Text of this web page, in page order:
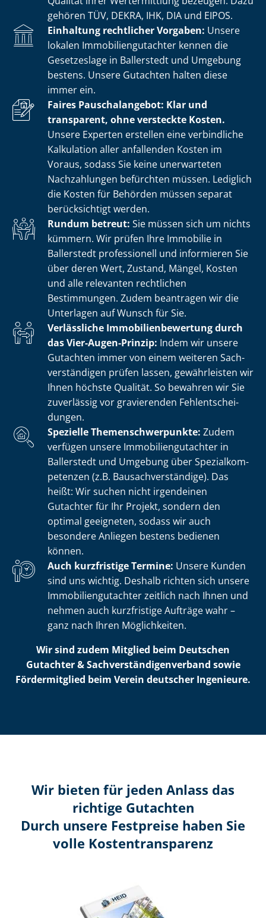
gehören TÜV, DEKRA, IHK, DIA und EIPOS.
Einhaltung rechtlicher Vorgaben: Unsere
lokalen Im­mo­bi­li­en­gut­ach­ter kennen die
Gesetzeslage in Ballerstedt und Umgebung
bestens. Unsere Gutachten halten diese
immer ein.
Faires Pauschalangebot: Klar und
transparent, ohne versteckte Kosten.
Unsere Experten erstellen eine verbindliche
Kalkulation aller anfallenden Kosten im
Voraus, sodass Sie keine unerwarteten
Nachzahlungen befürchten müssen. Lediglich
die Kosten für Behörden müssen separat
berücksichtigt werden.
Rundum betreut: Sie müssen sich um nichts
kümmern. Wir prüfen Ihre Immobilie in
Ballerstedt professionell und informieren Sie
über deren Wert, Zustand, Mängel, Kosten
und alle relevanten rechtlichen
Bestimmungen. Zudem beantragen wir die
Unterlagen auf Wunsch für Sie.
Verlässliche Im­mo­bi­li­en­be­wer­tung durch
das Vier-Augen-Prinzip: Indem wir unsere
Gutachten immer von einem weiteren Sach­
ver­stän­di­gen prüfen lassen, gewährleisten wir
Ihnen höchste Qualität. So bewahren wir Sie
zuverlässig vor gravierenden Fehl­ent­schei­
dun­gen.
Spezielle The­men­schwer­punk­te: Zudem
verfügen unsere Im­mo­bi­li­en­gut­ach­ter in
Ballerstedt und Umgebung über Spe­zi­al­kom­
pe­ten­zen (z.B. Bau­sach­ver­stän­di­ge). Das
heißt: Wir suchen nicht irgendeinen
Gutachter für Ihr Projekt, sondern den
optimal geeigneten, sodass wir auch
besondere Anliegen bestens bedienen
können.
Auch kurzfristige Termine: Unsere Kunden
sind uns wichtig. Deshalb richten sich unsere
Im­mo­bi­li­en­gut­ach­ter zeitlich nach Ihnen und
nehmen auch kurzfristige Aufträge wahr –
ganz nach Ihren Möglichkeiten.
Wir sind zudem Mitglied beim Deutschen
Gutachter & Sach­ver­stän­di­gen­ver­band sowie
Fördermitglied beim Verein deutscher Ingenieure.
Wir bieten für jeden Anlass das
richtige Gutachten
Durch unsere Festpreise haben Sie
volle Kosten­transparenz